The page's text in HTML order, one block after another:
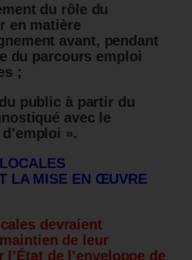
du rôle du
en matière
avant, pendant
du parcours emploi
;
public à partir du
avec le
».
LA MISE EN ŒUVRE
devraient
de leur
de l’enveloppe de